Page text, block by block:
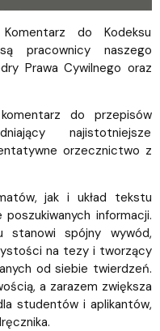
do Kodeksu
pracownicy naszego
Prawa Cywilnego oraz
do przepisów
najistotniejsze
orzecznictwo z
jak i układ tekstu
poszukiwanych informacji.
stanowi spójny wywód,
na tezy i tworzący
od siebie twierdzeń.
a zarazem zwiększa
studentów i aplikantów,